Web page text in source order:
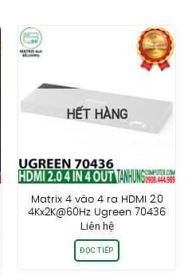
HẾT HÀNG
Matrix 4 vào 4 ra HDMI 2.0
4Kx2K@60Hz Ugreen 70436
Liên hệ
ĐỌC TIẾP